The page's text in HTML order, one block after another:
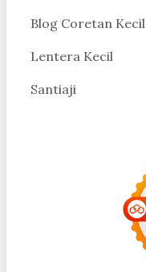
Blog Coretan Kecil
Lentera Kecil
Santiaji